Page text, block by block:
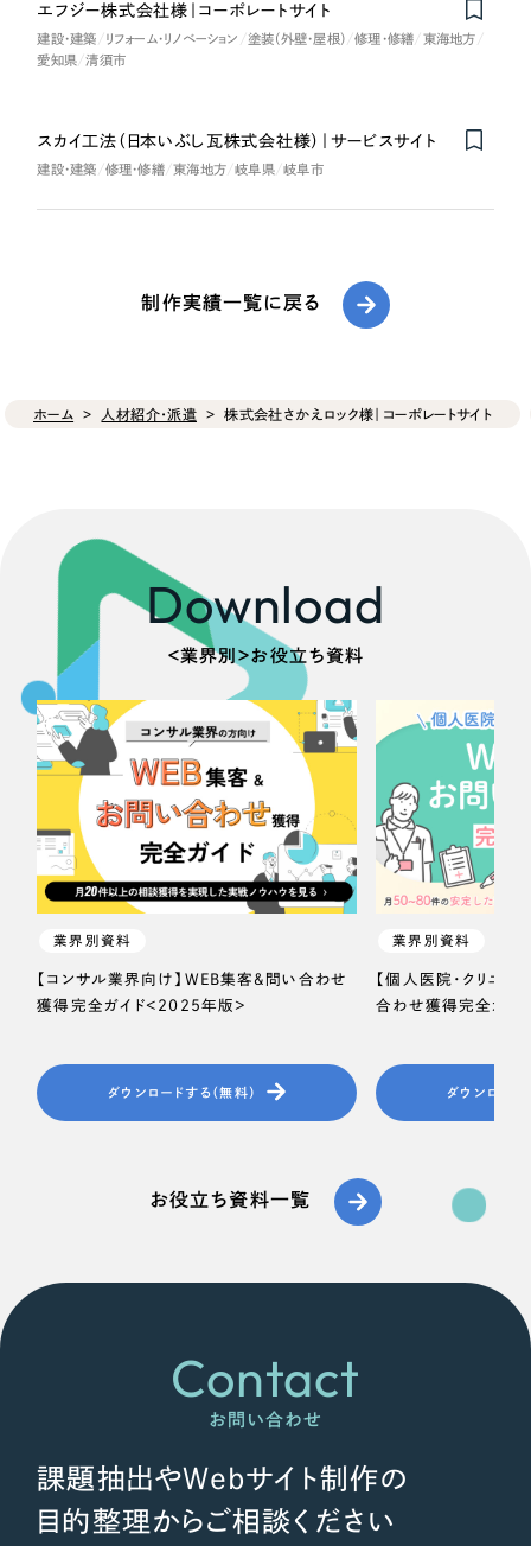
エフジー株式会社様｜コーポレートサイト
建設・建築 リフォーム・リノベーション 塗装（外壁・屋根） 修理・修繕
東海地方
愛知県
清須市
スカイ工法（日本いぶし瓦株式会社様）｜サービスサイト
建設・建築 修理・修繕 東海地方 岐阜県 岐阜市
制作実績一覧に戻る
ホーム 人材紹介・派遣 株式会社さかえロック様｜コーポレートサイト
Download
＜業界別＞お役立ち資料
業界別資料
【コンサル業界向け】WEB集客＆問い合わせ
獲得完全ガイド＜2025年版＞
ダウンロードする（無料）
業界別資料
【個人医院・クリニッ
合わせ獲得完全ガイ
ダウンロード
お役立ち資料一覧
Contact
お問い合わせ
課題抽出やWebサイト制作の
目的整理からご相談ください